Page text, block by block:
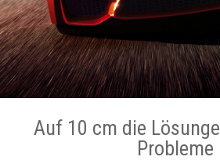
Auf 10 cm die
Probleme